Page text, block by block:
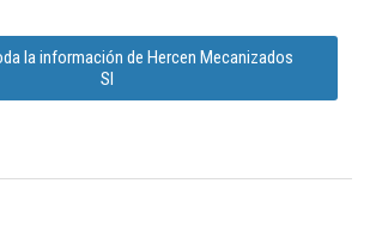
la información de Hercen Mecanizados
Sl